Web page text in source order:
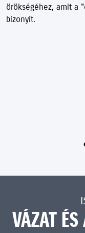
örökségéhez, amit a
bizonyít.
VÁZAT ÉS